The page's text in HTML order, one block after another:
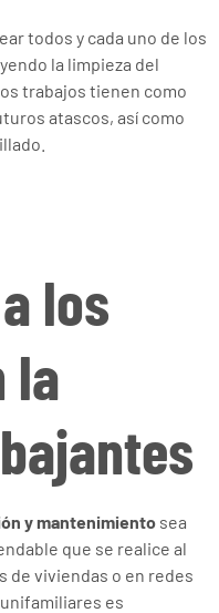
todos y cada uno de los
la limpieza del
trabajos tienen como
atascos, así como
los
la
y mantenimiento sea
que se realice al
de viviendas o en redes
es